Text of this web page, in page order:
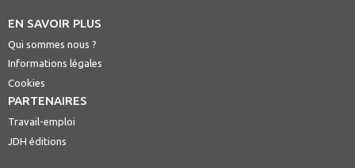
EN SAVOIR PLUS
Qui sommes nous ?
Informations légales
Cookies
PARTENAIRES
Travail-emploi
JDH éditions